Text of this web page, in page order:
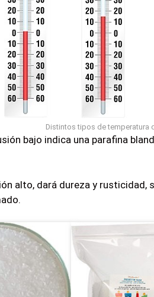
Distintos tipos de temperatura
bajo indica una parafina
alto, dará dureza y rusticidad,